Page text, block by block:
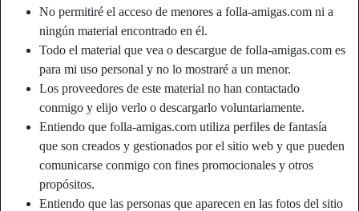
No permitiré el acceso de menores a folla-amigas.com ni a
ningún material encontrado en él.
Todo el material que vea o descargue de folla-amigas.com es
para mi uso personal y no lo mostraré a un menor.
Los proveedores de este material no han contactado
conmigo y elijo verlo o descargarlo voluntariamente.
Entiendo que folla-amigas.com utiliza perfiles de fantasía
que son creados y gestionados por el sitio web y que pueden
comunicarse conmigo con fines promocionales y otros
propósitos.
Entiendo que las personas que aparecen en las fotos del sitio